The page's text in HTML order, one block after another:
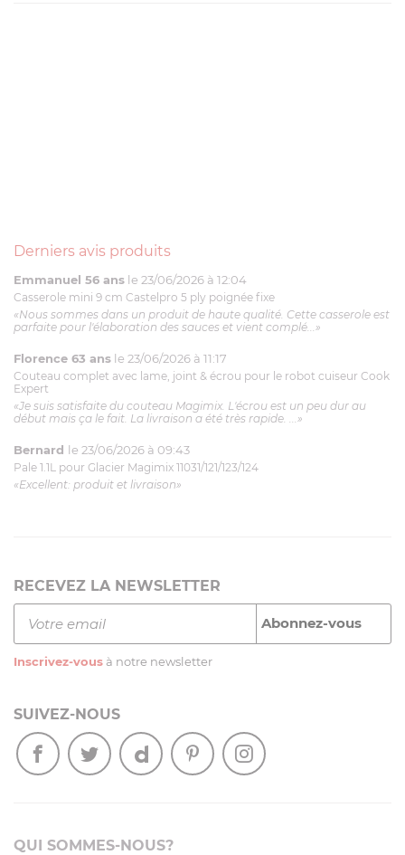
Derniers avis produits
Emmanuel 56 ans le 23/06/2026 à 12:04
Casserole mini 9 cm Castelpro 5 ply poignée fixe
«Nous sommes dans un produit de haute qualité. Cette casserole est
parfaite pour l'élaboration des sauces et vient complé...»
Florence 63 ans le 23/06/2026 à 11:17
Couteau complet avec lame, joint & écrou pour le robot cuiseur Cook
Expert
«Je suis satisfaite du couteau Magimix. L'écrou est un peu dur au
début mais ça le fait. La livraison a été très rapide. ...»
Bernard le 23/06/2026 à 09:43
Pale 1.1L pour Glacier Magimix 11031/121/123/124
«Excellent: produit et livraison»
RECEVEZ LA NEWSLETTER
Inscrivez-vous à notre newsletter
SUIVEZ-NOUS
QUI SOMMES-NOUS?